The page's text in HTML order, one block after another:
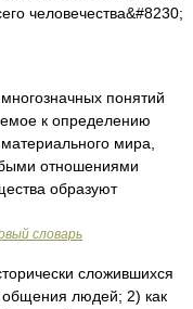
человечества&#8230;
понятий
к определению
мира,
отношениями
образуют
словарь
сложившихся
людей; 2) как